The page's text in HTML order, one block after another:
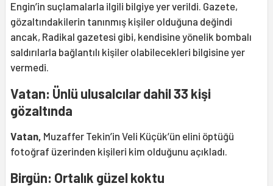
Engin’in suçlamalarla ilgili bilgiye yer verildi. Gazete,
gözaltındakilerin tanınmış kişiler olduğuna değindi
ancak, Radikal gazetesi gibi, kendisine yönelik bombalı
saldırılarla bağlantılı kişiler olabilecekleri bilgisine yer
vermedi.
Vatan: Ünlü ulusalcılar dahil 33 kişi
gözaltında
Vatan, Muzaffer Tekin’in Veli Küçük’ün elini öptüğü
fotoğraf üzerinden kişileri kim olduğunu açıkladı.
Birgün: Ortalık güzel koktu